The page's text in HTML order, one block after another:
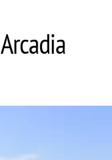
Arcadia